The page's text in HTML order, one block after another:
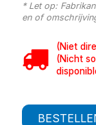
* Let op:
en of
(Niet
(Nicht